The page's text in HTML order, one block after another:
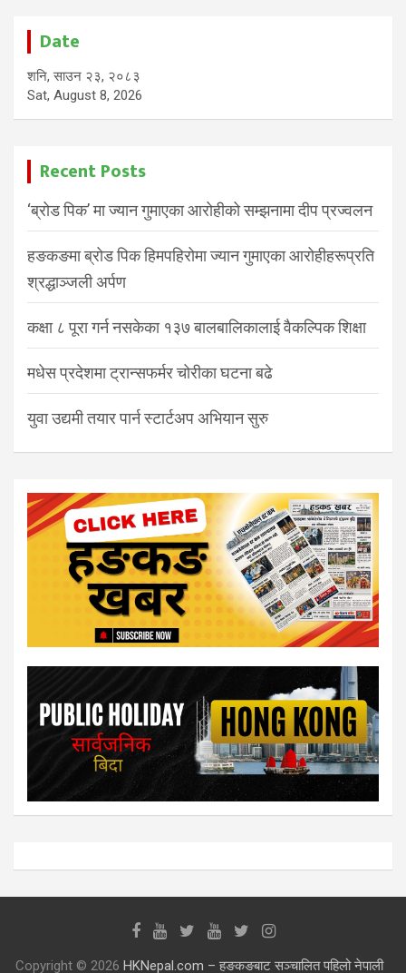
Date
शनि, साउन २३, २०८३
Sat, August 8, 2026
Recent Posts
‘ब्रोड पिक’ मा ज्यान गुमाएका आरोहीको सम्झनामा दीप प्रज्वलन
हङकङमा ब्रोड पिक हिमपहिरोमा ज्यान गुमाएका आरोहीहरूप्रति
श्रद्धाञ्जली अर्पण
कक्षा ८ पूरा गर्न नसकेका १३७ बालबालिकालाई वैकल्पिक शिक्षा
मधेस प्रदेशमा ट्रान्सफर्मर चोरीका घटना बढे
युवा उद्यमी तयार पार्न स्टार्टअप अभियान सुरु
Copyright © 2026 HKNepal.com – हङकङबाट सञ्चालित पहिलो नेपाली